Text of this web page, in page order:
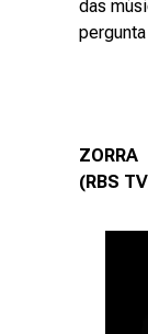
das
ZORRA
(RBS